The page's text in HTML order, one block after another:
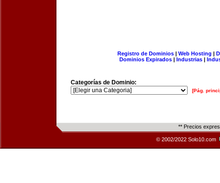
Registro de Dominios| Web Hosting |
Dominios Expirados | Industrias |
Categorías de Dominio:
[Pág.
** Precios
© 2002/2022 Solo10.com